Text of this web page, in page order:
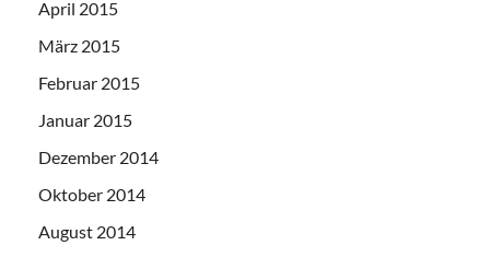
April 2015
März 2015
Februar 2015
Januar 2015
Dezember 2014
Oktober 2014
August 2014